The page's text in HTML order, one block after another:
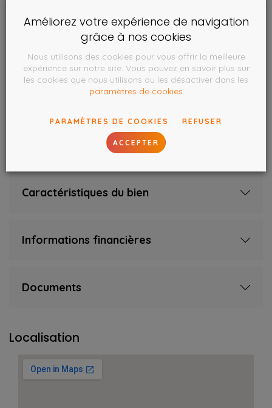
Double vitrage
Oui
Chassis
Type de chauffage
individuel
Type d'énergie du chauffage
gaz (chau. centr.)
Nombre de chambres
Nombre de salles de bain
Caractéristiques du bien
Informations financières
Documents
Localisation
Améliorez votre expérience de navigation
grâce à nos cookies
Nous utilisons des cookies pour vous offrir la meilleure
expérience sur notre site. Vous pouvez en savoir plus sur
les cookies que nous utilisons ou les désactiver dans les
paramètres de cookies
PARAMÈTRES DE COOKIES REFUSER
ACCEPTER